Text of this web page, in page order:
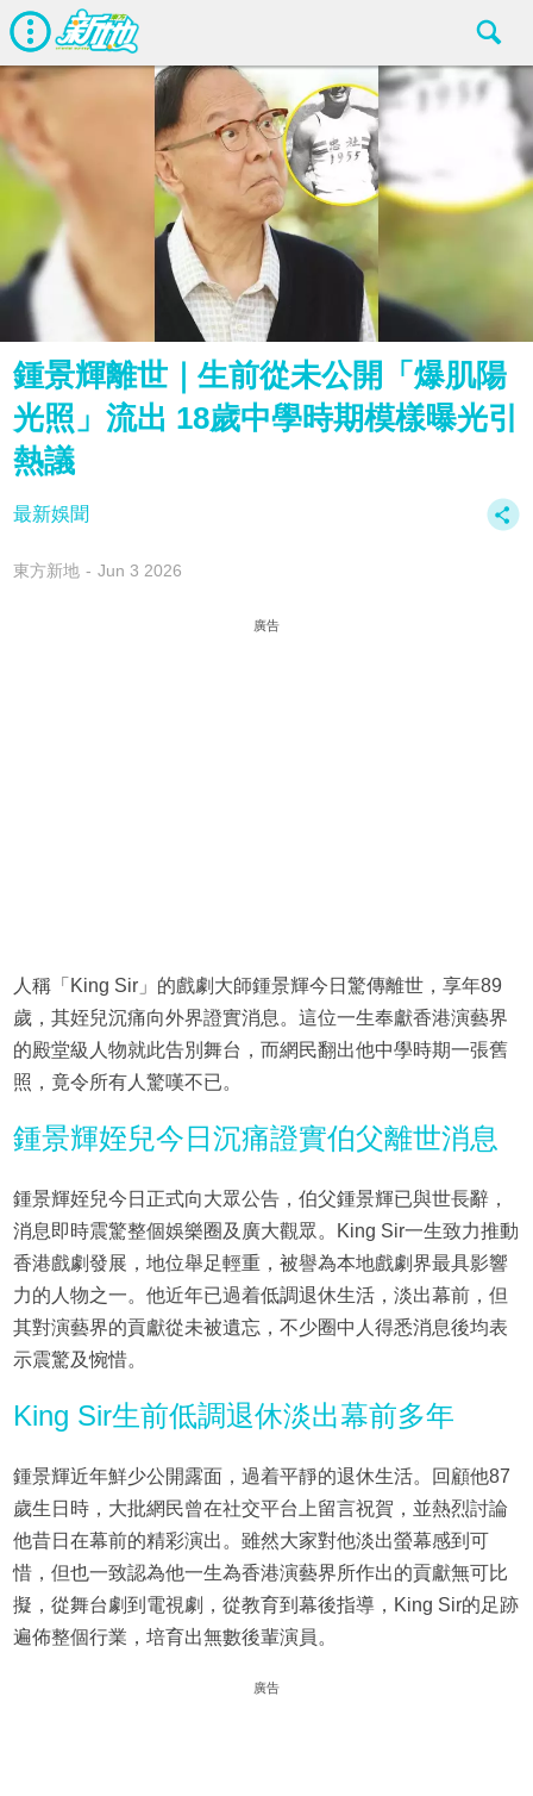
鍾景輝離世｜生前從未公開「爆肌陽
光照」流出 18歲中學時期模樣曝光引
熱議
最新娛聞
東方新地 Jun 3 2026
廣告
人稱「King Sir」的戲劇大師鍾景輝今日驚傳離世，享年89
歲，其姪兒沉痛向外界證實消息。這位一生奉獻香港演藝界
的殿堂級人物就此告別舞台，而網民翻出他中學時期一張舊
照，竟令所有人驚嘆不已。
鍾景輝姪兒今日沉痛證實伯父離世消息
鍾景輝姪兒今日正式向大眾公告，伯父鍾景輝已與世長辭，
消息即時震驚整個娛樂圈及廣大觀眾。King Sir一生致力推動
香港戲劇發展，地位舉足輕重，被譽為本地戲劇界最具影響
力的人物之一。他近年已過着低調退休生活，淡出幕前，但
其對演藝界的貢獻從未被遺忘，不少圈中人得悉消息後均表
示震驚及惋惜。
King Sir生前低調退休淡出幕前多年
鍾景輝近年鮮少公開露面，過着平靜的退休生活。回顧他87
歲生日時，大批網民曾在社交平台上留言祝賀，並熱烈討論
他昔日在幕前的精彩演出。雖然大家對他淡出螢幕感到可
惜，但也一致認為他一生為香港演藝界所作出的貢獻無可比
擬，從舞台劇到電視劇，從教育到幕後指導，King Sir的足跡
遍佈整個行業，培育出無數後輩演員。
廣告